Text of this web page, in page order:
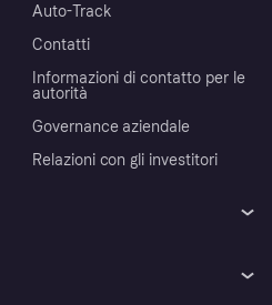
Auto-Track
Contatti
Informazioni di contatto per le
autorità
Governance aziendale
Relazioni con gli investitori